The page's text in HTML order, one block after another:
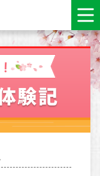
験記